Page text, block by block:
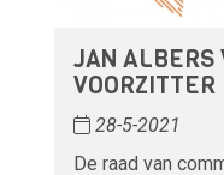
JAN ALBERS
VOORZITTER
28-5-2021
De raad van